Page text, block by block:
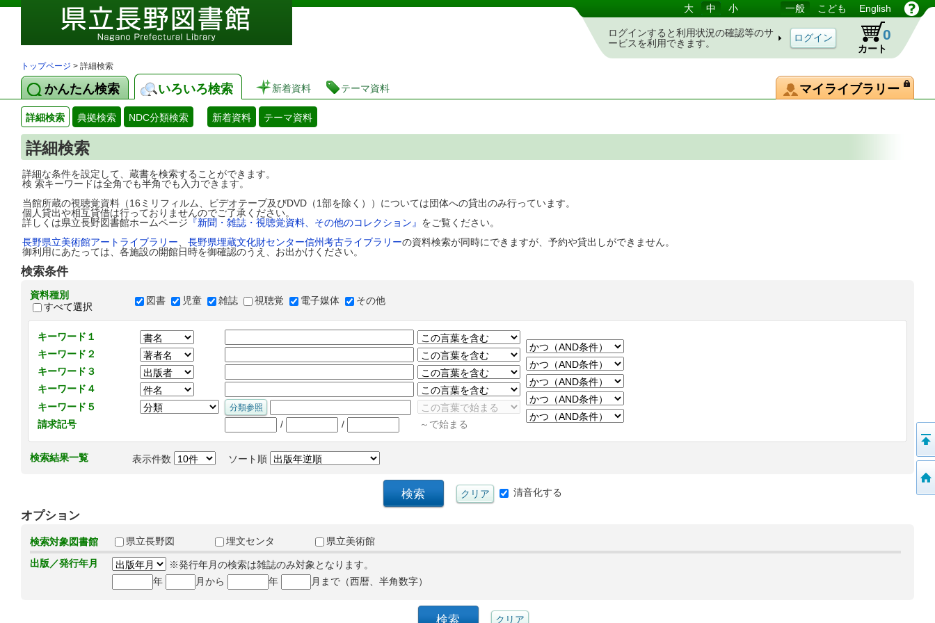
図書館 蔵書検索・予約システム 大 中 小 一般 こども English
ログインすると利用状況の確認等のサ
ービスを利用できます。
カート
0
トップページ > 詳細検索
かんたん検索 いろいろ検索 新着資料 テーマ資料 マイライブラリー
詳細検索 典拠検索 NDC分類検索 新着資料 テーマ資料
詳細検索
詳細な条件を設定して、蔵書を検索することができます。
検 索キーワードは全角でも半角でも入力できます。
当館所蔵の視聴覚資料（16ミリフィルム、ビデオテープ及びDVD（1部を除く））については団体への貸出のみ行っています。
個人貸出や相互貸借は行っておりませんのでご了承ください。
詳しくは県立長野図書館ホームページ 『新聞・雑誌・視聴覚資料、その他のコレクション』 をご覧ください。
長野県立美術館アートライブラリー
長野県埋蔵文化財センター信州考古ライブラリーの資料検索が同時にできますが、予約や貸出しができません。
御利用にあたっては、各施設の開館日時を御確認のうえ、お出かけください。
検索条件
資料種別
すべて選択
図書 児童 雑誌 視聴覚 電子媒体 その他
キーワード１
キーワード２
キーワード３
キーワード４
キーワード５
請求記号
/ / ～で始まる
検索結果一覧 表示件数 ソート順
清音化する
オプション
検索対象図書館 県立長野図 埋文センタ
県立美術館
出版／発行年月
※発行年月の検索は雑誌のみ対象となります。
年
月から 年 月まで（西暦、半角数字）